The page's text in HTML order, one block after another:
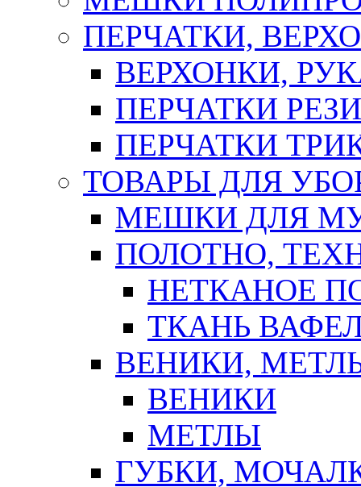
ПЕРЧАТКИ,
ВЕРХОНКИ,
ПЕРЧАТКИ
ПЕРЧАТКИ
ТОВАРЫ ДЛЯ
МЕШКИ ДЛЯ
ПОЛОТНО,
НЕТКАНОЕ
ТКАНЬ
ВЕНИКИ,
ВЕНИКИ
МЕТЛЫ
ГУБКИ,